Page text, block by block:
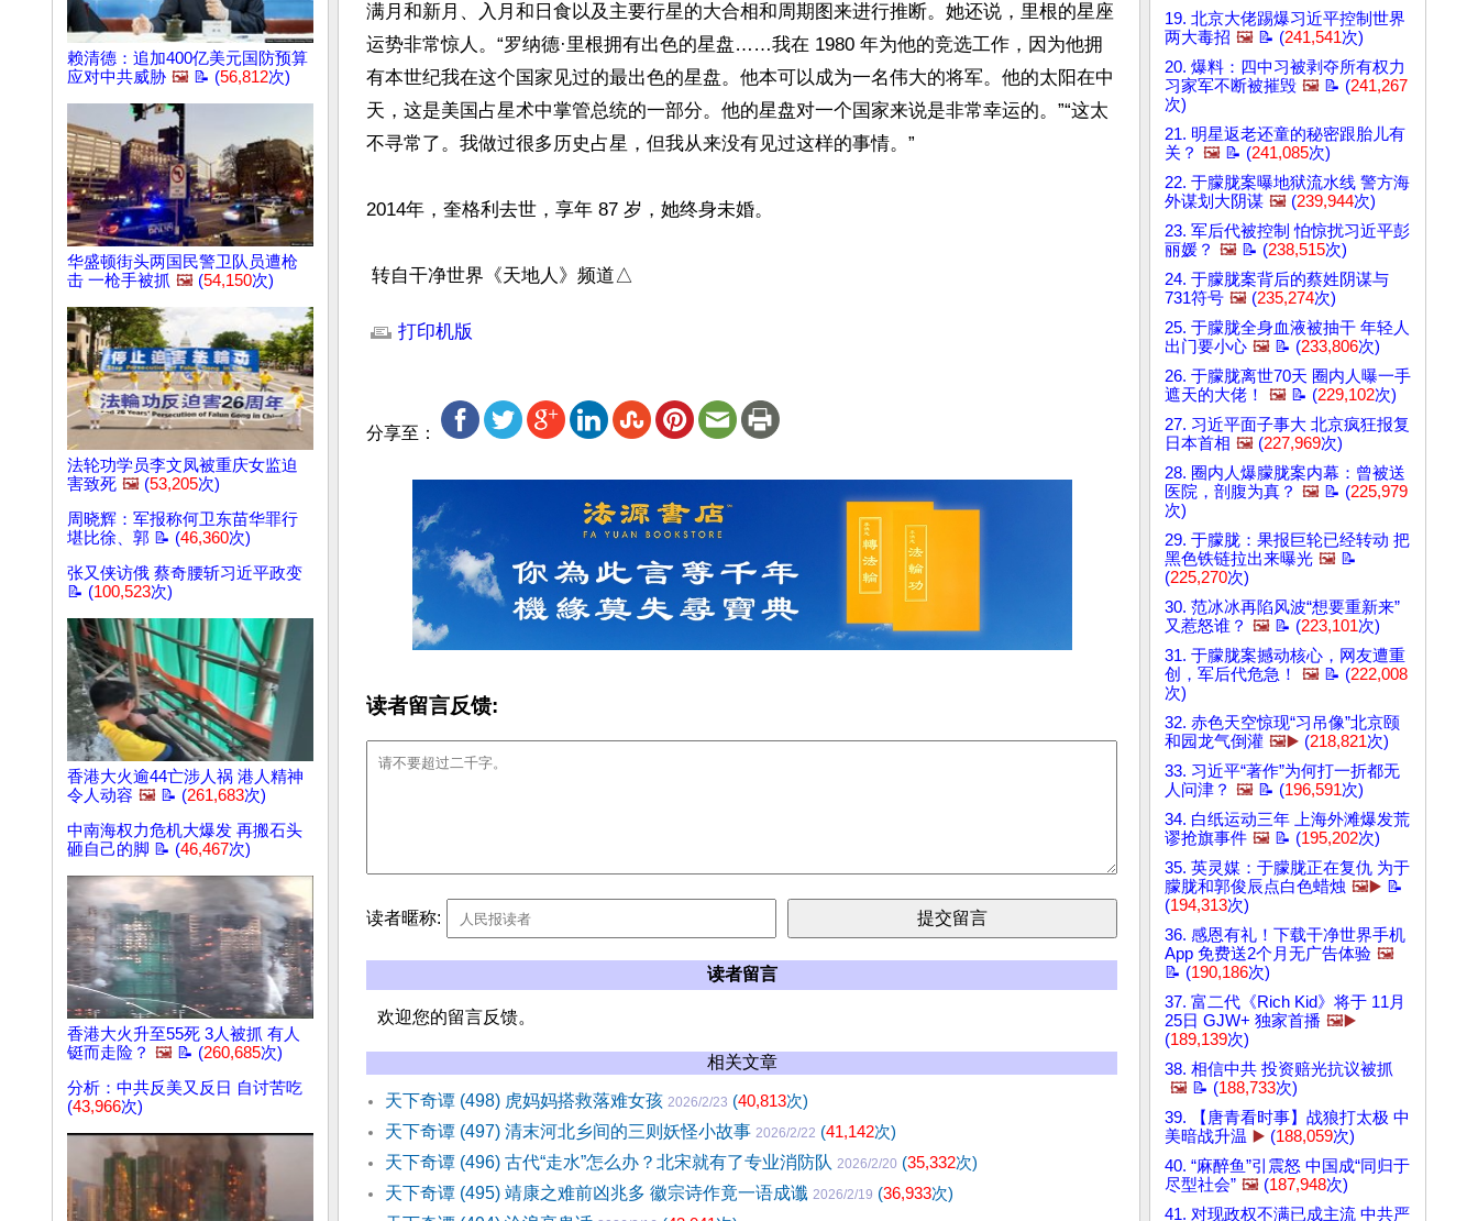
赖清德：追加400亿美元国防预算
应对中共威胁 🖼️ 📝 (56,812次)
华盛顿街头两国民警卫队员遭枪
击 一枪手被抓 🖼️ (54,150次)
法轮功学员李文凤被重庆女监迫
害致死 🖼️ (53,205次)
周晓辉：军报称何卫东苗华罪行
堪比徐、郭 📝 (46,360次)
张又侠访俄 蔡奇腰斩习近平政变
📝 (100,523次)
香港大火逾44亡涉人祸 港人精神
令人动容 🖼️ 📝 (261,683次)
中南海权力危机大爆发 再搬石头
砸自己的脚 📝 (46,467次)
香港大火升至55死 3人被抓 有人
铤而走险？ 🖼️ 📝 (260,685次)
分析：中共反美又反日 自讨苦吃
(43,966次)
满月和新月、入月和日食以及主要行星的大合相和周期图来进行推断。她还说，里根的星座
运势非常惊人。“罗纳德·里根拥有出色的星盘……我在 1980 年为他的竞选工作，因为他拥
有本世纪我在这个国家见过的最出色的星盘。他本可以成为一名伟大的将军。他的太阳在中
天，这是美国占星术中掌管总统的一部分。他的星盘对一个国家来说是非常幸运的。”“这太
不寻常了。我做过很多历史占星，但我从来没有见过这样的事情。”
2014年，奎格利去世，享年 87 岁，她终身未婚。
转自干净世界《天地人》频道△
打印机版
分享至：
读者留言反馈:
读者暱称:
读者留言
欢迎您的留言反馈。
相关文章
天下奇谭 (498) 虎妈妈搭救落难女孩 2026/2/23 (40,813次)
天下奇谭 (497) 清末河北乡间的三则妖怪小故事 2026/2/22 (41,142次)
天下奇谭 (496) 古代“走水”怎么办？北宋就有了专业消防队 2026/2/20 (35,332次)
天下奇谭 (495) 靖康之难前凶兆多 徽宗诗作竟一语成谶 2026/2/19 (36,933次)
19. 北京大佬踢爆习近平控制世界
两大毒招 🖼️ 📝 (241,541次)
20. 爆料：四中习被剥夺所有权力
习家军不断被摧毁 🖼️ 📝 (241,267
次)
21. 明星返老还童的秘密跟胎儿有
关？ 🖼️ 📝 (241,085次)
22. 于朦胧案曝地狱流水线 警方海
外谋划大阴谋 🖼️ (239,944次)
23. 军后代被控制 怕惊扰习近平彭
丽媛？ 🖼️ 📝 (238,515次)
24. 于朦胧案背后的蔡姓阴谋与
731符号 🖼️ (235,274次)
25. 于朦胧全身血液被抽干 年轻人
出门要小心 🖼️ 📝 (233,806次)
26. 于朦胧离世70天 圈内人曝一手
遮天的大佬！
🖼️ 📝 (229,102次)
27. 习近平面子事大 北京疯狂报复
日本首相 🖼️ (227,969次)
28. 圈内人爆朦胧案内幕：曾被送
医院，剖腹为真？ 🖼️ 📝 (225,979
次)
29. 于朦胧：果报巨轮已经转动 把
黑色铁链拉出来曝光 🖼️ 📝
(225,270次)
30. 范冰冰再陷风波“想要重新来”
又惹怒谁？ 🖼️ 📝 (223,101次)
31. 于朦胧案撼动核心，网友遭重
创，军后代危急！
🖼️ 📝 (222,008
次)
32. 赤色天空惊现“习吊像”北京颐
和园龙气倒灌 🖼️▶️ (218,821次)
33. 习近平“著作”为何打一折都无
人问津？ 🖼️ 📝 (196,591次)
34. 白纸运动三年 上海外滩爆发荒
谬抢旗事件 🖼️ 📝 (195,202次)
35. 英灵媒：于朦胧正在复仇 为于
朦胧和郭俊辰点白色蜡烛 🖼️▶️ 📝
(194,313次)
36. 感恩有礼！下载干净世界手机
App 免费送2个月无广告体验 🖼️
📝 (190,186次)
37. 富二代《Rich Kid》将于 11月
25日 GJW+ 独家首播 🖼️▶️
(189,139次)
38. 相信中共 投资赔光抗议被抓
🖼️ 📝 (188,733次)
39. 【唐青看时事】战狼打太极 中
美暗战升温 ▶️ (188,059次)
40. “麻醉鱼”引震怒 中国成“同归于
尽型社会” 🖼️ (187,948次)
41. 对现政权不满已成主流 中共严